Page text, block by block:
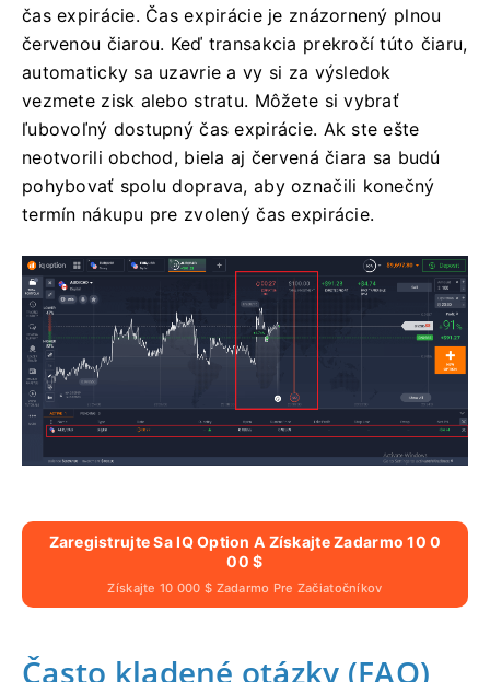
čas expirácie. Čas expirácie je znázornený plnou
červenou čiarou. Keď transakcia prekročí túto čiaru,
automaticky sa uzavrie a vy si za výsledok
vezmete zisk alebo stratu. Môžete si vybrať
ľubovoľný dostupný čas expirácie. Ak ste ešte
neotvorili obchod, biela aj červená čiara sa budú
pohybovať spolu doprava, aby označili konečný
termín nákupu pre zvolený čas expirácie.
Zaregistrujte Sa IQ Option A Získajte Zadarmo 10 0
00 $
Získajte 10 000 $ Zadarmo Pre Začiatočníkov
Často kladené otázky (FAQ)